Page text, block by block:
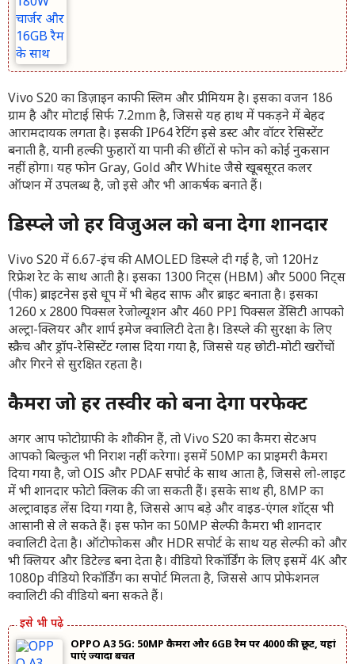
Vivo S20 का डिज़ाइन काफी स्लिम और प्रीमियम है। इसका वजन 186
ग्राम है और मोटाई सिर्फ 7.2mm है, जिससे यह हाथ में पकड़ने में बेहद
आरामदायक लगता है। इसकी IP64 रेटिंग इसे डस्ट और वॉटर रेसिस्टेंट
बनाती है, यानी हल्की फुहारों या पानी की छींटों से फोन को कोई नुकसान
नहीं होगा। यह फोन Gray, Gold और White जैसे खूबसूरत कलर
ऑप्शन में उपलब्ध है, जो इसे और भी आकर्षक बनाते हैं।
डिस्प्ले जो हर विजुअल को बना देगा शानदार
Vivo S20 में 6.67-इंच की AMOLED डिस्प्ले दी गई है, जो 120Hz
रिफ्रेश रेट के साथ आती है। इसका 1300 निट्स (HBM) और 5000 निट्स
(पीक) ब्राइटनेस इसे धूप में भी बेहद साफ और ब्राइट बनाता है। इसका
1260 x 2800 पिक्सल रेजोल्यूशन और 460 PPI पिक्सल डेंसिटी आपको
अल्ट्रा-क्लियर और शार्प इमेज क्वालिटी देता है। डिस्प्ले की सुरक्षा के लिए
स्क्रैच और ड्रॉप-रेसिस्टेंट ग्लास दिया गया है, जिससे यह छोटी-मोटी खरोंचों
और गिरने से सुरक्षित रहता है।
कैमरा जो हर तस्वीर को बना देगा परफेक्ट
अगर आप फोटोग्राफी के शौकीन हैं, तो Vivo S20 का कैमरा सेटअप
आपको बिल्कुल भी निराश नहीं करेगा। इसमें 50MP का प्राइमरी कैमरा
दिया गया है, जो OIS और PDAF सपोर्ट के साथ आता है, जिससे लो-लाइट
में भी शानदार फोटो क्लिक की जा सकती हैं। इसके साथ ही, 8MP का
अल्ट्रावाइड लेंस दिया गया है, जिससे आप बड़े और वाइड-एंगल शॉट्स भी
आसानी से ले सकते हैं। इस फोन का 50MP सेल्फी कैमरा भी शानदार
क्वालिटी देता है। ऑटोफोकस और HDR सपोर्ट के साथ यह सेल्फी को और
भी क्लियर और डिटेल्ड बना देता है। वीडियो रिकॉर्डिंग के लिए इसमें 4K और
1080p वीडियो रिकॉर्डिंग का सपोर्ट मिलता है, जिससे आप प्रोफेशनल
क्वालिटी की वीडियो बना सकते हैं।
OPPO A3 5G: 50MP कैमरा और 6GB रैम पर ₹4000 की छूट, यहां
पाएं ज्यादा बचत